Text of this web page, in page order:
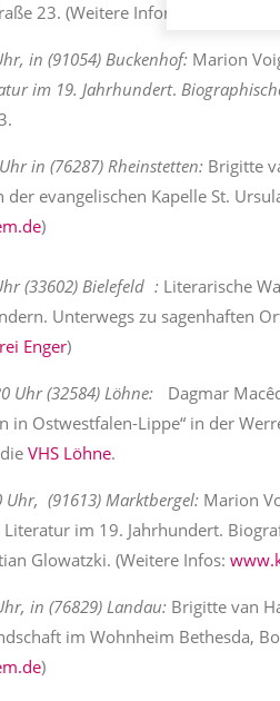
23. (Weitere Informationen:
in (91054) Buckenhof: Marion
im 19. Jahrhundert.
in (76287) Rheinstetten: Brigitte
der evangelischen Kapelle St.
)
(33602) Bielefeld : Literarische
Unterwegs zu sagenhaften
Enger)
Uhr (32584) Löhne: Dagmar
in Ostwestfalen-Lippe“ in der
VHS Löhne.
Uhr, (91613) Marktbergel: Marion
im 19. Jahrhundert.
Glowatzki. (Weitere Infos:
in (76829) Landau: Brigitte van
im Wohnheim Bethesda,
)